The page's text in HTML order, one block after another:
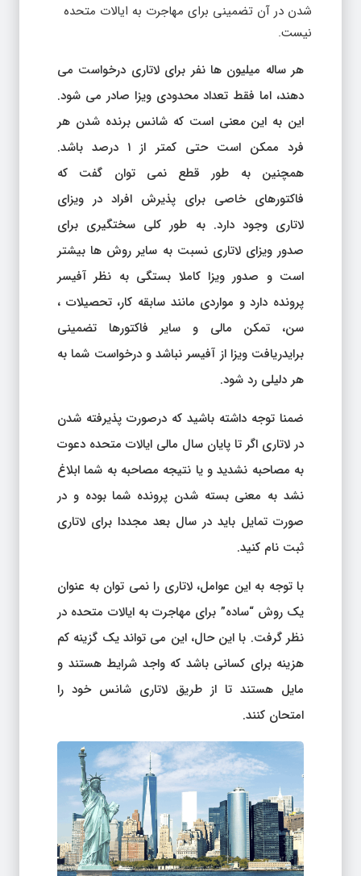
شدن در آن تضمینی برای مهاجرت به ایالات متحده
نیست.
هر ساله میلیون ها نفر برای لاتاری درخواست می
دهند، اما فقط تعداد محدودی ویزا صادر می شود.
این به این معنی است که شانس برنده شدن هر
فرد ممکن است حتی کمتر از ۱ درصد باشد.
همچنین به طور قطع نمی توان گفت که
فاکتورهای خاصی برای پذیرش افراد در ویزای
لاتاری وجود دارد. به طور کلی سختگیری برای
صدور ویزای لاتاری نسبت به سایر روش ها بیشتر
است و صدور ویزا کاملا بستگی به نظر آفیسر
پرونده دارد و مواردی مانند سابقه کار، تحصیلات ،
سن، تمکن مالی و سایر فاکتورها تضمینی
برایدریافت ویزا از آفیسر نباشد و درخواست شما به
هر دلیلی رد شود.
ضمنا توجه داشته باشید که درصورت پذیرفته شدن
در لاتاری اگر تا پایان سال مالی ایالات متحده دعوت
به مصاحبه نشدید و یا نتیجه مصاحبه به شما ابلاغ
نشد به معنی بسته شدن پرونده شما بوده و در
صورت تمایل باید در سال بعد مجددا برای لاتاری
ثبت نام کنید.
با توجه به این عوامل، لاتاری را نمی توان به عنوان
یک روش “ساده” برای مهاجرت به ایالات متحده در
نظر گرفت. با این حال، این می تواند یک گزینه کم
هزینه برای کسانی باشد که واجد شرایط هستند و
مایل هستند تا از طریق لاتاری شانس خود را
امتحان کنند.